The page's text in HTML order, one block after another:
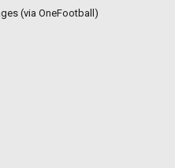
(via OneFootball)